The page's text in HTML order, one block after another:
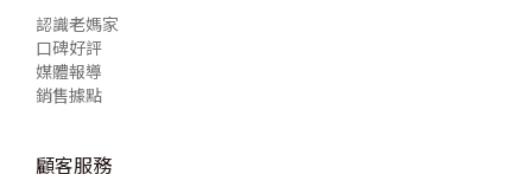
認識老媽家
口碑好評
媒體報導
銷售據點
顧客服務